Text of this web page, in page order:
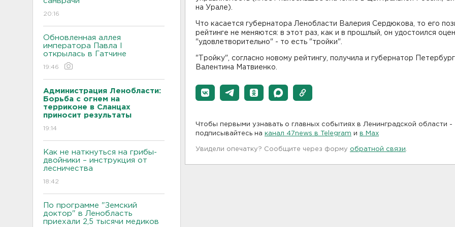
20:16
Обновленная аллея
императора Павла I
открылась в Гатчине
19:46
Администрация Ленобласти:
Борьба с огнем на
терриконе в Сланцах
приносит результаты
19:14
Как не наткнуться на грибы-
двойники – инструкция от
лесничества
18:42
По программе "Земский
доктор" в Ленобласть
приехали 2,5 тысячи медиков
на Урале).
Что касается губернатора Ленобласти Валерия Сердюкова, то его
рейтинге не меняются: в этот раз, как и в прошлый, он удостоился
"удовлетворительно" - то есть "тройки".
"Тройку", согласно новому рейтингу, получила и губернатор
Валентина Матвиенко.
Чтобы первыми узнавать о главных событиях в Ленинградской области -
подписывайтесь на канал 47news в Telegram и в Maх
Увидели опечатку? Сообщите через форму обратной связи